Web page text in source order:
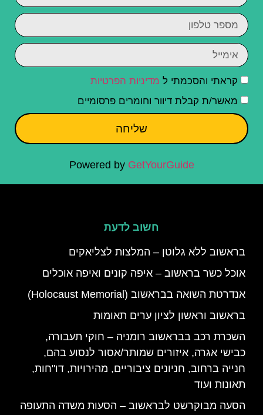
קראתי והסכמתי ל מדיניות הפרטיות
מאשר/ת קבלת דיוור וחומרים פרסומיים
שליחה
Powered by GetYourGuide
חשוב לדעת
בראשוב ללא גלוטן – המלצות לצליאקים
אוכל כשר בראשוב – איפה קונים ואיפה אוכלים
אנדרטת השואה בבראשוב (Holocaust Memorial)
בראשוב וראשון לציון ערים תאומות
השכרת רכב בבראשוב רומניה – חוקי תעבורה,
כבישי אגרה, איזורים שמותר/אסור לנסוע בהם,
חנייה ברחוב, חניונים ציבוריים, מהירויות, דו"חות,
תאונות ועוד
הסעה מבוקרשט לבראשוב – הסעות משדה התעופה